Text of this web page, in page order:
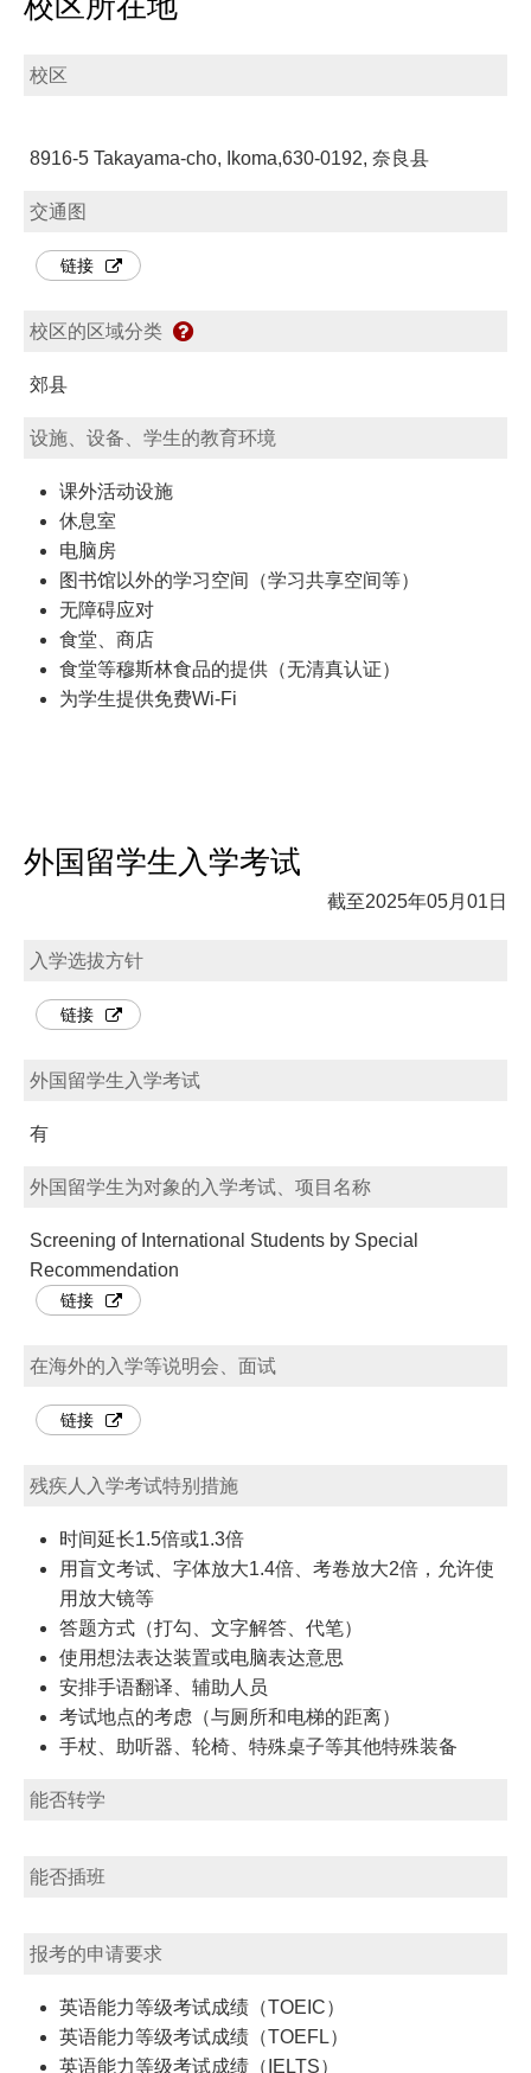
校区
8916-5 Takayama-cho, Ikoma,630-0192, 奈良县
交通图
链接
校区的区域分类
郊县
设施、设备、学生的教育环境
课外活动设施
休息室
电脑房
图书馆以外的学习空间（学习共享空间等）
无障碍应对
食堂、商店
食堂等穆斯林食品的提供（无清真认证）
为学生提供免费Wi-Fi
外国留学生入学考试
截至2025年05月01日
入学选拔方针
链接
外国留学生入学考试
有
外国留学生为对象的入学考试、项目名称
Screening of International Students by Special
Recommendation
链接
在海外的入学等说明会、面试
链接
残疾人入学考试特别措施
时间延长1.5倍或1.3倍
用盲文考试、字体放大1.4倍、考卷放大2倍，允许使
用放大镜等
答题方式（打勾、文字解答、代笔）
使用想法表达装置或电脑表达意思
安排手语翻译、辅助人员
考试地点的考虑（与厕所和电梯的距离）
手杖、助听器、轮椅、特殊桌子等其他特殊装备
能否转学
能否插班
报考的申请要求
英语能力等级考试成绩（TOEIC）
英语能力等级考试成绩（TOEFL）
英语能力等级考试成绩（IELTS）